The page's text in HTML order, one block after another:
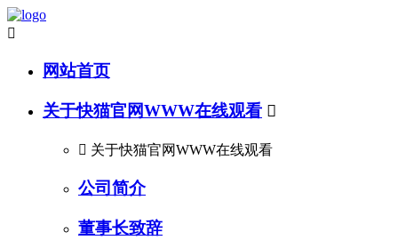

网站首页
关于快猫官网WWW在线观看 
 关于快猫官网WWW在线观看
公司简介
董事长致辞